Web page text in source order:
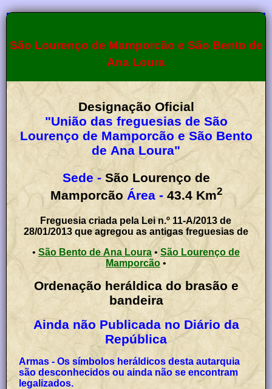
São Lourenço de Mamporcão e São Bento de
Ana Loura
Designação Oficial
"União das freguesias de São
Lourenço de Mamporcão e São Bento
de Ana Loura"
Sede - São Lourenço de
Mamporcão Área - 43.4 Km2
Freguesia criada pela Lei n.º 11-A/2013 de
28/01/2013 que agregou as antigas freguesias de
•
São Bento de Ana Loura • São Lourenço de
Mamporcão •
Ordenação heráldica do brasão e
bandeira
Ainda não Publicada no Diário da
República
Armas - Os símbolos heráldicos desta autarquia
são desconhecidos ou ainda não se encontram
legalizados.